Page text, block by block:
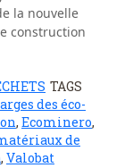
la nouvelle
construction
TAGS
des éco-
, Ecominero,
de
, Valobat